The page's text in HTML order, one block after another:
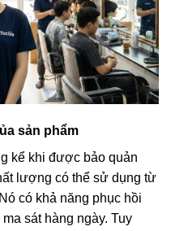
sản phẩm
kể khi được bảo quản
lượng có thể sử dụng từ
có khả năng phục hồi
sát hàng ngày. Tuy